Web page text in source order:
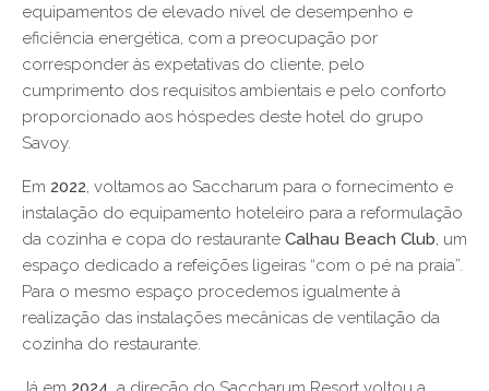
equipamentos de elevado nível de desempenho e
eficiência energética, com a preocupação por
corresponder às expetativas do cliente, pelo
cumprimento dos requisitos ambientais e pelo conforto
proporcionado aos hóspedes deste hotel do grupo
Savoy.
Em 2022 , voltamos ao Saccharum para o fornecimento e
instalação do equipamento hoteleiro para a reformulação
da cozinha e copa do restaurante Calhau Beach Club , um
espaço dedicado a refeições ligeiras “com o pé na praia”.
Para o mesmo espaço procedemos igualmente à
realização das instalações mecânicas de ventilação da
cozinha do restaurante.